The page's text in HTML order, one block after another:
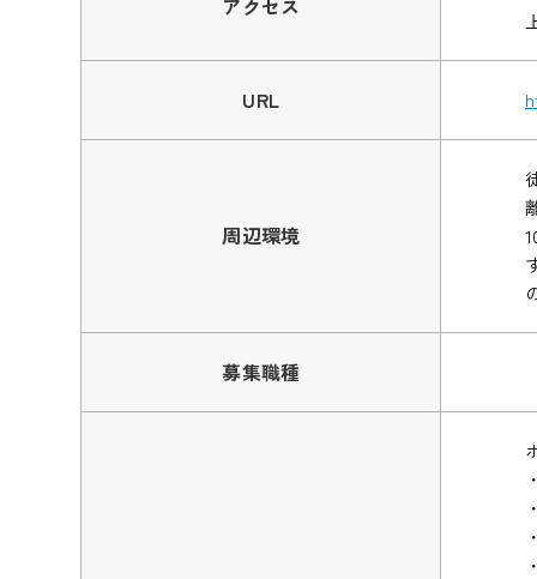
アクセス
URL
周辺環境
募集職種